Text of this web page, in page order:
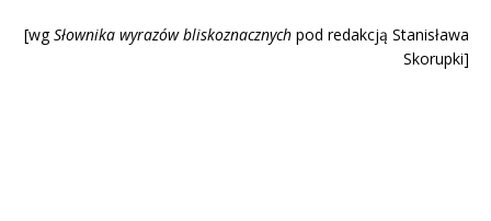
[wgSłownika wyrazów bliskoznacznych pod redakcją Stanisława
Skorupki]